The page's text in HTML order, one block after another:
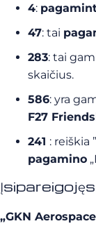
4:
47: tai
283: tai
skaičius.
586: yra
F27
241 : reiškia ”
pagamino
„GKN